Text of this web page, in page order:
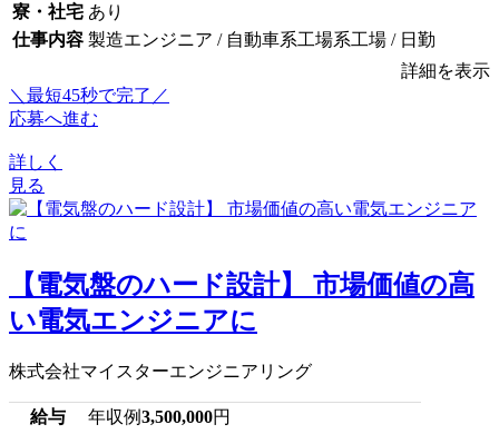
寮・社宅 あり
仕事内容 製造エンジニア / 自動車系工場系工場 / 日勤
詳細を表示
＼最短45秒で完了／
応募へ進む
詳しく
見る
【電気盤のハード設計】 市場価値の高
い電気エンジニアに
株式会社マイスターエンジニアリング
給与 年収例3,500,000円